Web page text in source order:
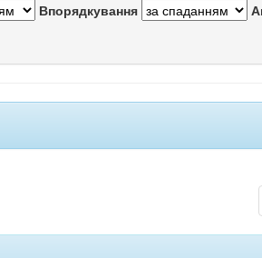
Впорядкування